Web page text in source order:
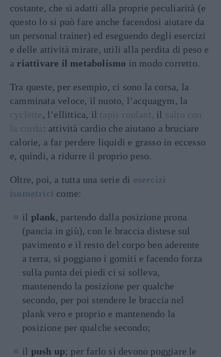
costante, che si adatti alla proprie peculiarità (e
questo lo si può fare anche facendosi aiutare da
un personal trainer) ed eseguendo degli esercizi
e delle attività mirate, utili alla perdita di peso e
a riattivare il metabolismo in modo corretto.
Tra queste, per esempio, ci sono la corsa, la
camminata veloce, il nuoto, l’acquagym, la
cyclette, l’ellittica, il tapis roulant, il salto con
la corda : attività cardio che aiutano a bruciare
calorie, a far perdere liquidi e grasso in eccesso
e, quindi, a ridurre il proprio peso.
Oltre, poi, a tutta una serie di esercizi
isometrici come:
il plank, partendo dalla posizione prona
(pancia in giù), con le braccia distese sul
pavimento e il resto del corpo ben aderente
a terra, si poggiano i gomiti e facendo forza
sulla punta dei piedi ci si solleva,
mantenendo la posizione per qualche
secondo, per poi stendere le braccia nel
plank vero e proprio e mantenendo la
posizione per qualche secondo;
il push up; per farlo si devono poggiare le